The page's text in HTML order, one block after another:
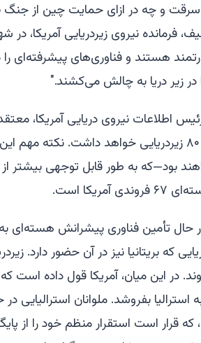
و چه در ازای حمایت چین از جنگ
فرمانده نیروی زیردریایی آمریکا،
هستند و فناوری‌های پیشرفته‌ای را
در زیر دریا به چالش می‌کشند."
بود—که به طور قابل توجهی بیشتر
است.
حال تأمین فناوری پیشرانش هسته‌ای
که بریتانیا نیز در آن حضور دارد.
شوند. در این میان، آمریکا قول داده
را در دهه ۲۰۳۰ به استرالیا بفروشد. ملوانان
که قرار است استقرار منظم خود را از